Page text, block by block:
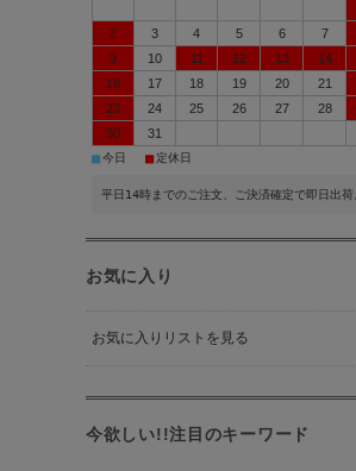
2
3 4 5 6 7
9
10 11 12 13 14
16
17 18 19 20 21
23
24 25 26 27 28
30
31
■今日 ■ 定休日
平日14時までのご注文、ご決済確定で即日出荷
お気に入り
お気に入りリストを見る
今欲しい!!注目のキーワード